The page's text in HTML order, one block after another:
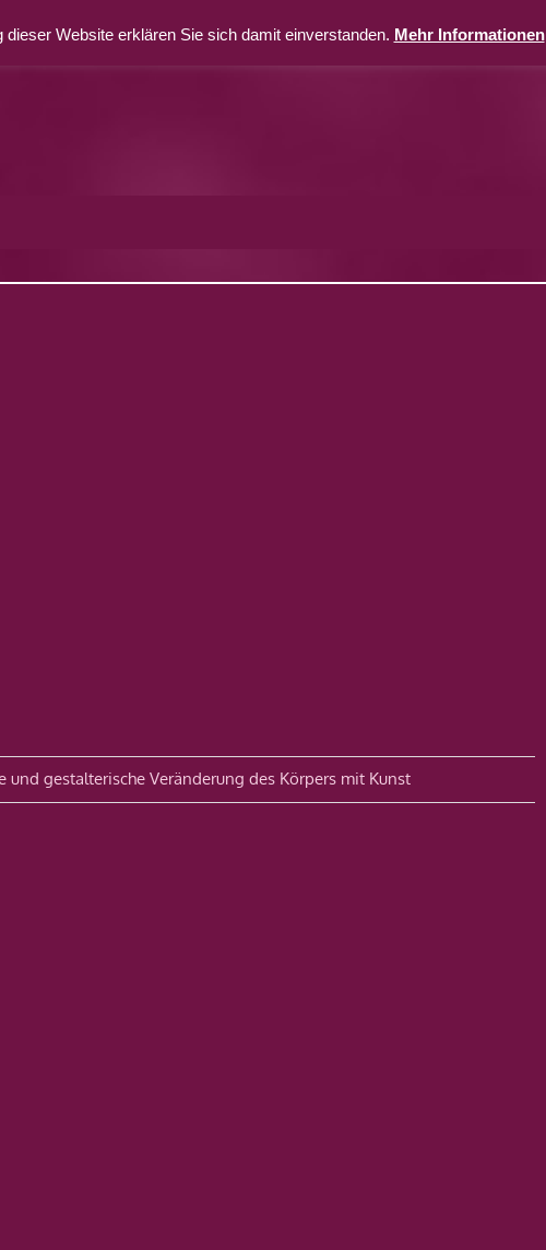
und gestalterische Veränderung des Körpers mit Kunst
Website erklären Sie sich damit einverstanden. Mehr Informationen